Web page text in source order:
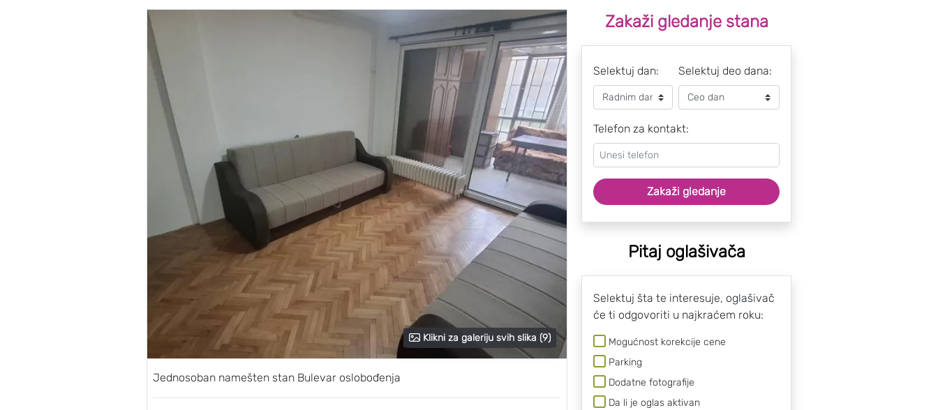
Klikni za galeriju svih slika (9)
Jednosoban namešten stan Bulevar oslobođenja
Zakaži gledanje stana
Selektuj dan: Selektuj deo dana:
Telefon za kontakt:
Zakaži gledanje
Pitaj oglašivača
Selektuj šta te interesuje, oglašivač
će ti odgovoriti u najkraćem roku:
Mogućnost korekcije cene
Parking
Dodatne fotografije
Da li je oglas aktivan